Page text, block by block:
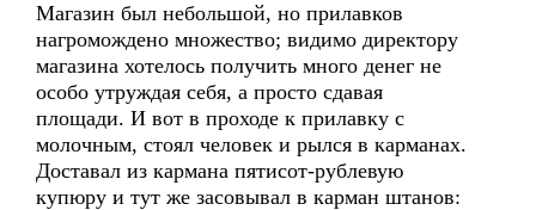
Магазин был небольшой, но прилавков
нагромождено множество; видимо директору
магазина хотелось получить много денег не
особо утруждая себя, а просто сдавая
площади. И вот в проходе к прилавку с
молочным, стоял человек и рылся в карманах.
Доставал из кармана пятисот-рублевую
купюру и тут же засовывал в карман штанов: